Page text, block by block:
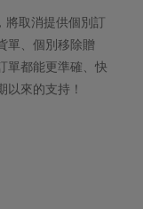
將取消提供個別訂
單、個別移除贈
單都能更準確、快
以來的支持！